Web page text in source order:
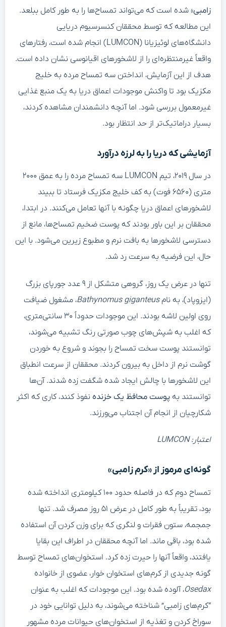
زامبی» شده است که می‌تواند تمساح‌ها را به طور کامل ببلعد.
این مطالعه که توسط محققان کنسرسیوم دریایی
دانشگاه‌های لوئیزیانا (LUMCON) انجام شده است، رفتارهای
واقعاً غیرمنتظره‌ای را از لاشخورهای اقیانوسی نشان داده است.
هدف از این آزمایش، انداختن سه تمساح مرده به خلیج
مکزیک بود تا واکنش موجودات اعماق دریا به یک منبع غذایی
غیرمعمول بررسی شود. اما آنچه دانشمندان مشاهده کردند،
بسیار دراماتیک‌تر از حد انتظار بود.
آزمایشی که دریا را به لرزه درآورد
در سال ۲۰۱۹، تیم LUMCON سه تمساح مرده را به عمق ۲۰۰۰
متری (۶۵۶۰ فوت) به کف خلیج مکزیک فرستاد تا ببیند
لاشخورهای اعماق دریا چگونه با آنها تعامل می‌کنند. در ابتدا،
محققان بر این باور بودند که پوست ضخیم تمساح‌ها، مانع از
دسترسی لاشخورها به بافت نرم و مطبوع زیرین می‌شود. با این
حال، این فرضیه به سرعت رد شد.
تنها در عرض یک روز، گروهی متشکل از ۹ عدد جورپای بزرگ
(ایزوپاد)، به نامBathynomus giganteus، مشغول ضیافت
روی اولین لاشه بودند. این موجودات حدوداً ۳۰ سانتی‌متری،
که اغلب به شپش‌های چوب صورتی رنگ تشبیه می‌شوند،
توانستند پوست سخت تمساح را بجوند و شروع به خوردن
گوشت نرم از داخل به بیرون کردند. محققان از سرعت انطباق
این لاشخورها با چالش ایجاد شده شگفت زده شدند. آن‌ها
توانستند به پوست محافظ یک خزنده نفوذ کنند، کاری که اکثر
شکارچیان از انجام آن اجتناب می‌ورزند.
اعتبار: LUMCON
گونه‌ای مرموز از «کرم زامبی»
تمساح دوم که در فاصله حدود ۱۰۰ کیلومتری انداخته شده
بود، تقریباً به طور کامل در عرض ۵۱ روز مصرف شد. تنها
جمجمه، ستون فقرات و لنگری که برای وزن کردن آن استفاده
شده بود، باقی ماند. اما آنچه محققان در اطراف این بقایا
یافتند، واقعاً آنها را حیرت زده کرد. استخوان‌های تمساح توسط
گونه جدیدی از کرم‌های استخوان خوار، عضوی از خانواده
Osedax، آلوده شده بود. این موجودات که اغلب به عنوان
“کرم‌های زامبی” شناخته می‌شوند، به دلیل توانایی خود در
سوراخ کردن و تغذیه از استخوان‌های حیوانات مرده مشهور